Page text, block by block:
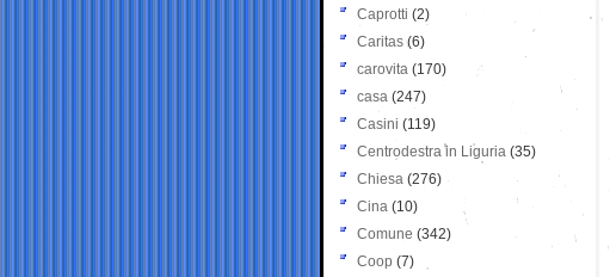
Caprotti (2)
Caritas (6)
carovita (170)
casa (247)
Casini (119)
Centrodestra in Liguria (35)
Chiesa (276)
Cina (10)
Comune (342)
Coop (7)